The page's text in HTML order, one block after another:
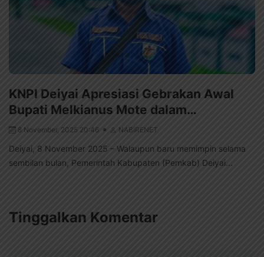
KNPI Deiyai Apresiasi Gebrakan Awal
Bupati Melkianus Mote dalam…
8 November, 2025 20:46 NABIRENET
Deiyai, 8 November 2025 – Walaupun baru memimpin selama
sembilan bulan, Pemerintah Kabupaten (Pemkab) Deiyai...
Tinggalkan Komentar